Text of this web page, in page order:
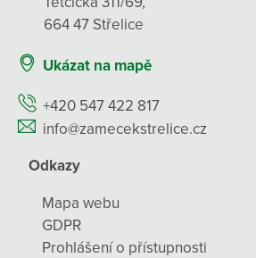
664 47 Střelice
Ukázat na mapě
+420 547 422 817
info@zamecekstrelice.cz
Odkazy
Mapa webu
GDPR
Prohlášení o přístupnosti